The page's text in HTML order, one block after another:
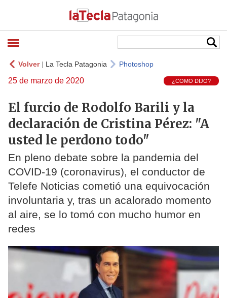
Volver| La Tecla Patagonia Photoshop
25 de marzo de 2020 ¿COMO DIJO?
El furcio de Rodolfo Barili y la
declaración de Cristina Pérez: "A
usted le perdono todo"
En pleno debate sobre la pandemia del
COVID-19 (coronavirus), el conductor de
Telefe Noticias cometió una equivocación
involuntaria y, tras un acalorado momento
al aire, se lo tomó con mucho humor en
redes